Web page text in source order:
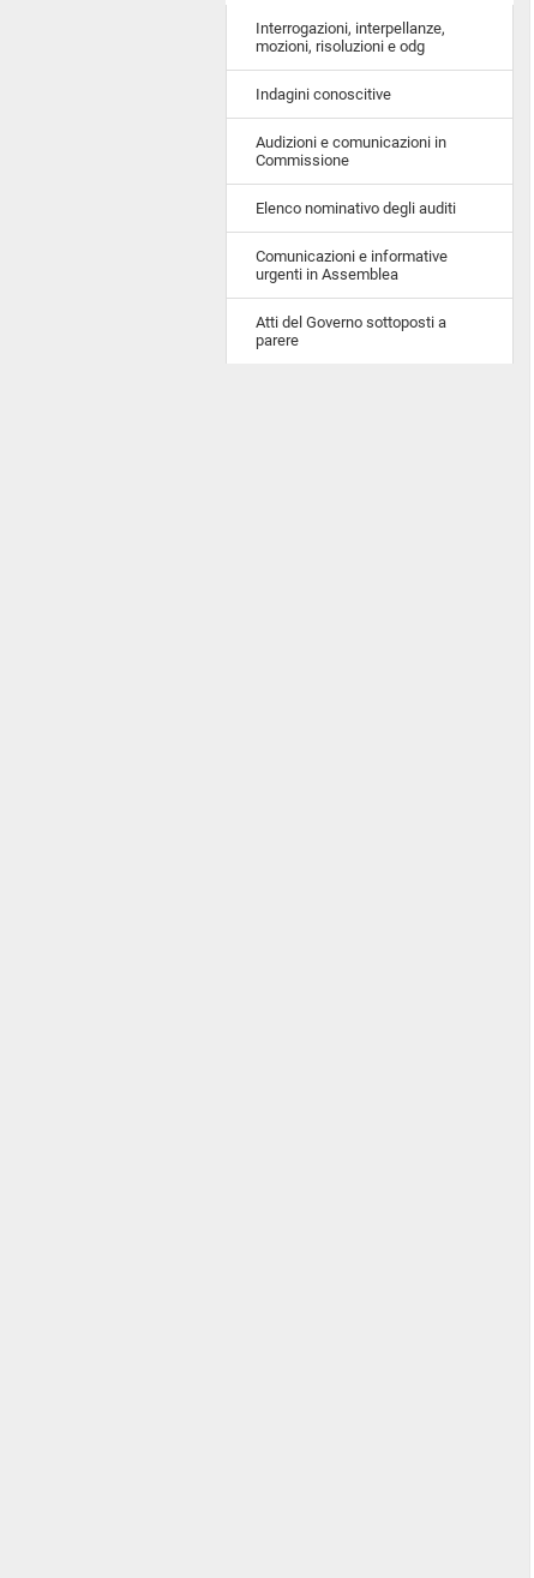
Interrogazioni, interpellanze,
mozioni, risoluzioni e odg
Indagini conoscitive
Audizioni e comunicazioni in
Commissione
Elenco nominativo degli auditi
Comunicazioni e informative
urgenti in Assemblea
Atti del Governo sottoposti a
parere